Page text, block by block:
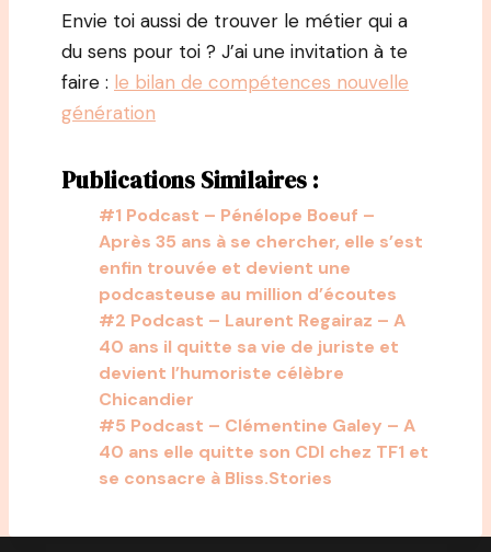
Envie toi aussi de trouver le métier qui a
du sens pour toi ? J’ai une invitation à te
faire : le bilan de compétences nouvelle
génération
Publications Similaires :
#1 Podcast – Pénélope Boeuf –
Après 35 ans à se chercher, elle s’est
enfin trouvée et devient une
podcasteuse au million d’écoutes
#2 Podcast – Laurent Regairaz – A
40 ans il quitte sa vie de juriste et
devient l’humoriste célèbre
Chicandier
#5 Podcast – Clémentine Galey – A
40 ans elle quitte son CDI chez TF1 et
se consacre à Bliss.Stories